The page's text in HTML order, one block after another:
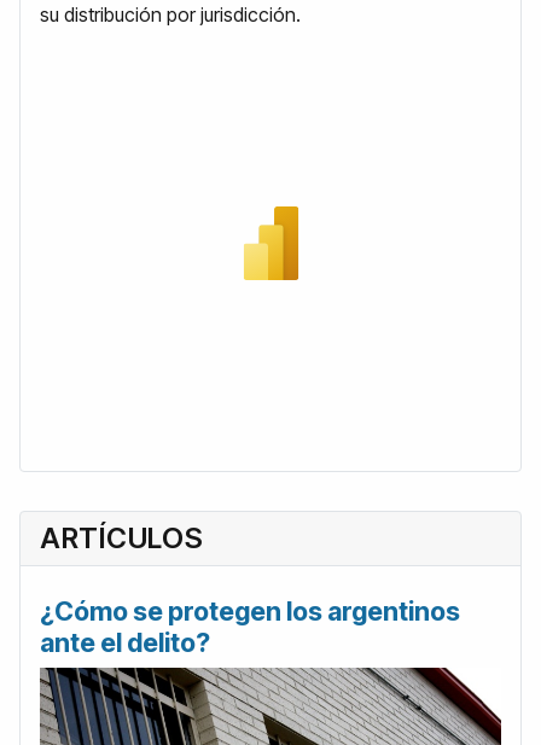
su distribución por jurisdicción.
ARTÍCULOS
¿Cómo se protegen los argentinos
ante el delito?